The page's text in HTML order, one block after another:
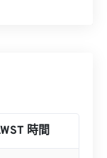
時間